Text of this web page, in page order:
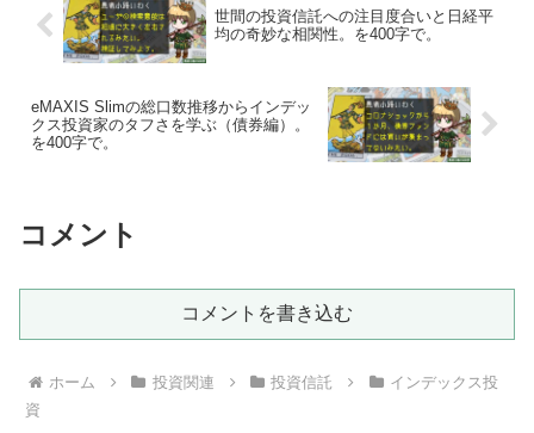
世間の投資信託への注目度合いと日経平
均の奇妙な相関性。を400字で。
eMAXIS Slimの総口数推移からインデッ
クス投資家のタフさを学ぶ（債券編）。
を400字で。
コメント
コメントを書き込む
ホーム 投資関連 投資信託
インデックス投
資